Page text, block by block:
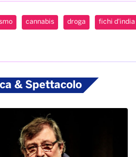
cannabis droga fichi d'india
& Spettacolo